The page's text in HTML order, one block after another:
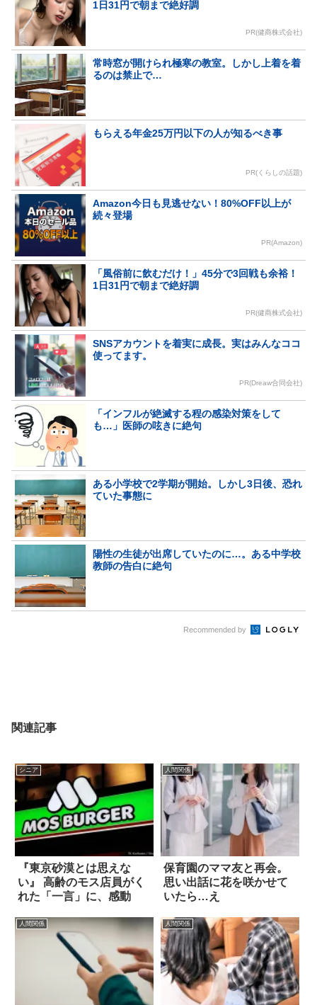
1日31円で朝まで絶好調
PR(健商株式会社)
常時窓が開けられ極寒の教室。しかし上着を着
るのは禁止で…
もらえる年金25万円以下の人が知るべき事
PR(くらしの話題)
Amazon今日も見逃せない！80%OFF以上が
続々登場
PR(Amazon)
「風俗前に飲むだけ！」45分で3回戦も余裕！
1日31円で朝まで絶好調
PR(健商株式会社)
SNSアカウントを着実に成長。実はみんなココ
使ってます。
PR(Dreaw合同会社)
「インフルが絶滅する程の感染対策をして
も…」医師の呟きに絶句
ある小学校で2学期が開始。しかし3日後、恐れ
ていた事態に
陽性の生徒が出席していたのに…。ある中学校
教師の告白に絶句
Recommended by
関連記事
シニア
『東京砂漠とは思えな
い』 高齢のモス店員がく
れた「一言」に、感動
人間関係
保育園のママ友と再会。
思い出話に花を咲かせて
いたら…え
人間関係 人間関係